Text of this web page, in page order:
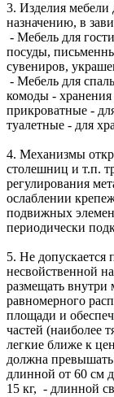
3. Изделия мебели
назначению, в
- Мебель для
посуды,
сувениров,
- Мебель для
комоды - хранения
прикроватные -
туалетные - для
4. Механизмы
столешниц и т.п.
регулирования
ослаблении
подвижных
периодически
5. Не допускается
несвойственной
размещать внутри
равномерного
площади и
частей (наиболее
легкие ближе к
должна
длинной от 60 см
15 кг, - длинной